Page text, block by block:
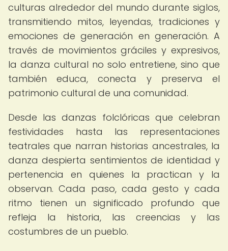
culturas alrededor del mundo durante siglos,
transmitiendo mitos, leyendas, tradiciones y
emociones de generación en generación. A
través de movimientos gráciles y expresivos,
la danza cultural no solo entretiene, sino que
también educa, conecta y preserva el
patrimonio cultural de una comunidad.
Desde las danzas folclóricas que celebran
festividades hasta las representaciones
teatrales que narran historias ancestrales, la
danza despierta sentimientos de identidad y
pertenencia en quienes la practican y la
observan. Cada paso, cada gesto y cada
ritmo tienen un significado profundo que
refleja la historia, las creencias y las
costumbres de un pueblo.